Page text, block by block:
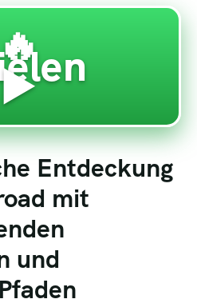
▶️
Entdeckung
mit
und